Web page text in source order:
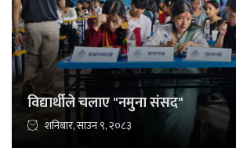
विद्यार्थीले चलाए "नमुना संसद"
शनिबार, साउन ९, २०८३